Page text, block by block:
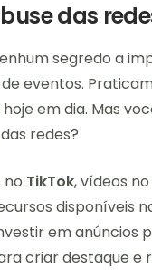
das
segredo a
eventos.
hoje em dia. Mas
redes?
no TikTok, vídeos no
disponíveis
em anúncios
criar destaque e